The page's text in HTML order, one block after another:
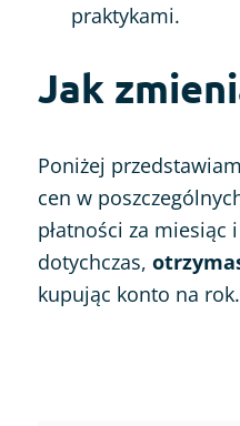
praktykami.
Jak
Poniżej
cen w
płatności za miesiąc
dotychczas,
kupując konto na rok.